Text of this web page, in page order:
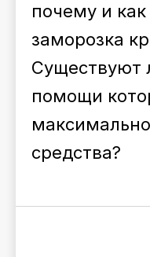
почему и
заморозка
Существуют
помощи
средства?